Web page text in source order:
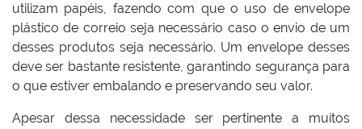
utilizam papéis, fazendo com que o uso de envelope
plástico de correio seja necessário caso o envio de um
desses produtos seja necessário. Um envelope desses
deve ser bastante resistente, garantindo segurança para
o que estiver embalando e preservando seu valor.
Apesar dessa necessidade ser pertinente a muitos